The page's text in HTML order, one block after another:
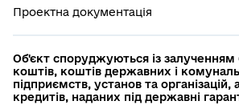
Проектна документація
Об'єкт споруджуються із
коштів, коштів державних і
підприємств, установ та організацій,
кредитів, наданих під державні